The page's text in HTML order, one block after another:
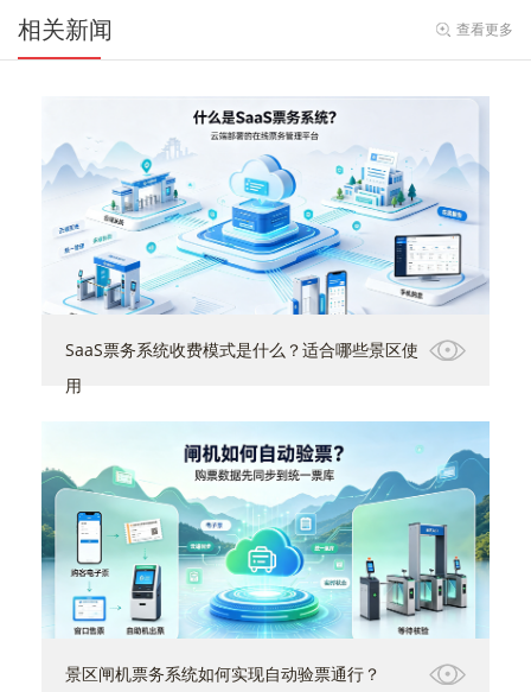
相关新闻 查看更多
SaaS票务系统收费模式是什么？适合哪些景区使
用
景区闸机票务系统如何实现自动验票通行？